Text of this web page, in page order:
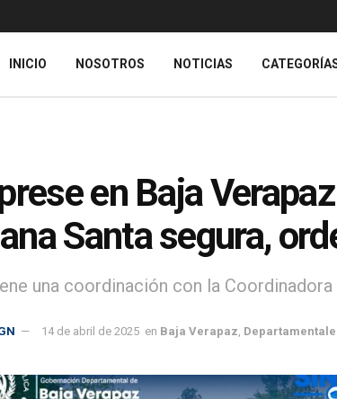
INICIO NOSOTROS NOTICIAS
en Baja
Santa segura,
una coordinación con la
14 de abril de 2025 en Baja Verapaz